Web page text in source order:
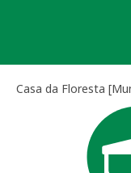
Casa da Floresta